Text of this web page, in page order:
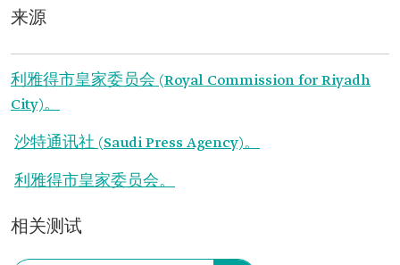
来源
利雅得市皇家委员会 (Royal Commission for Riyadh
City)。
沙特通讯社 (Saudi Press Agency)。
利雅得市皇家委员会。
相关测试